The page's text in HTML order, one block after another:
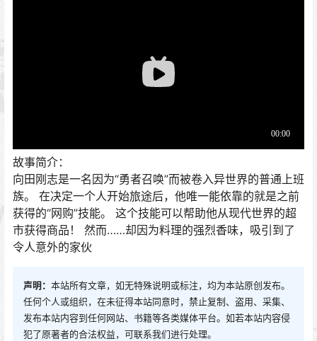
故事简介：
向田刚志是一名因为“勇者召唤”而被卷入异世界的普通上班
族。 在决定一个人开始旅途后，他唯一能依靠的就是之前
获得的“网购”技能。 这个技能可以帮助他从现代世界的超
市获得商品！ 然而……却因为料理的强烈香味，吸引到了
令人意外的家伙
声明： 本站所有文章，如无特殊说明或标注，均为本站原创发布。
任何个人或组织，在未征得本站同意时，禁止复制、盗用、采集、
发布本站内容到任何网站、书籍等各类媒体平台。如若本站内容侵
犯了原著者的合法权益，可联系我们进行处理。